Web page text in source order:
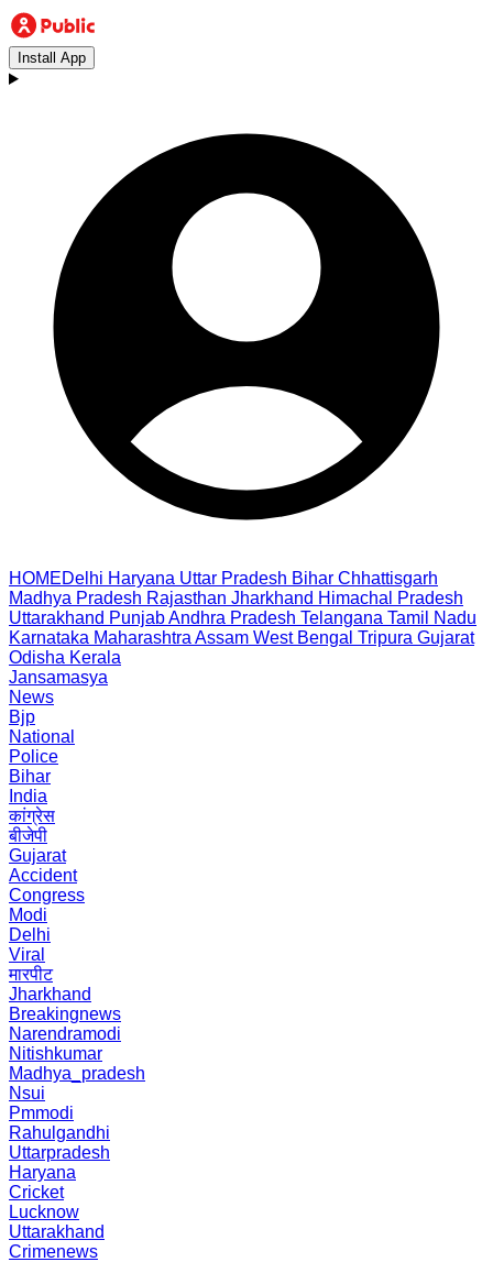
Install App
HOMEDelhi Haryana Uttar Pradesh Bihar Chhattisgarh
Madhya Pradesh Rajasthan Jharkhand Himachal Pradesh
Uttarakhand PunjabAndhra Pradesh Telangana Tamil Nadu
Karnataka Maharashtra Assam West Bengal Tripura Gujarat
Odisha Kerala
Jansamasya
News
Bjp
National
Police
Bihar
India
कांग्रेस
बीजेपी
Gujarat
Accident
Congress
Modi
Delhi
Viral
मारपीट
Jharkhand
Breakingnews
Narendramodi
Nitishkumar
Madhya_pradesh
Nsui
Pmmodi
Rahulgandhi
Uttarpradesh
Haryana
Cricket
Lucknow
Uttarakhand
Crimenews